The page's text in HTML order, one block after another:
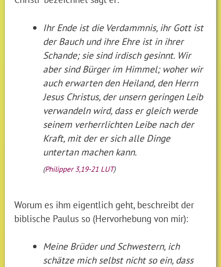
Ihr Ende ist die Verdammnis, ihr Gott ist
der Bauch und ihre Ehre ist in ihrer
Schande; sie sind irdisch gesinnt. Wir
aber sind Bürger im Himmel; woher wir
auch erwarten den Heiland, den Herrn
Jesus Christus, der unsern geringen Leib
verwandeln wird, dass er gleich werde
seinem verherrlichten Leibe nach der
Kraft, mit der er sich alle Dinge
untertan machen kann.
(Philipper 3,19-21 LUT)
Worum es ihm eigentlich geht, beschreibt der
biblische Paulus so (Hervorhebung von mir):
Meine Brüder und Schwestern, ich
schätze mich selbst nicht so ein, dass